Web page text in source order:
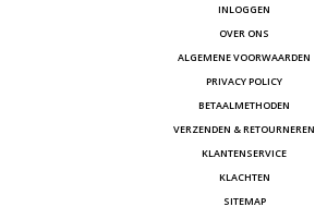
INLOGGEN
OVER ONS
ALGEMENE VOORWAARDEN
PRIVACY POLICY
BETAALMETHODEN
VERZENDEN & RETOURNEREN
KLANTENSERVICE
KLACHTEN
SITEMAP